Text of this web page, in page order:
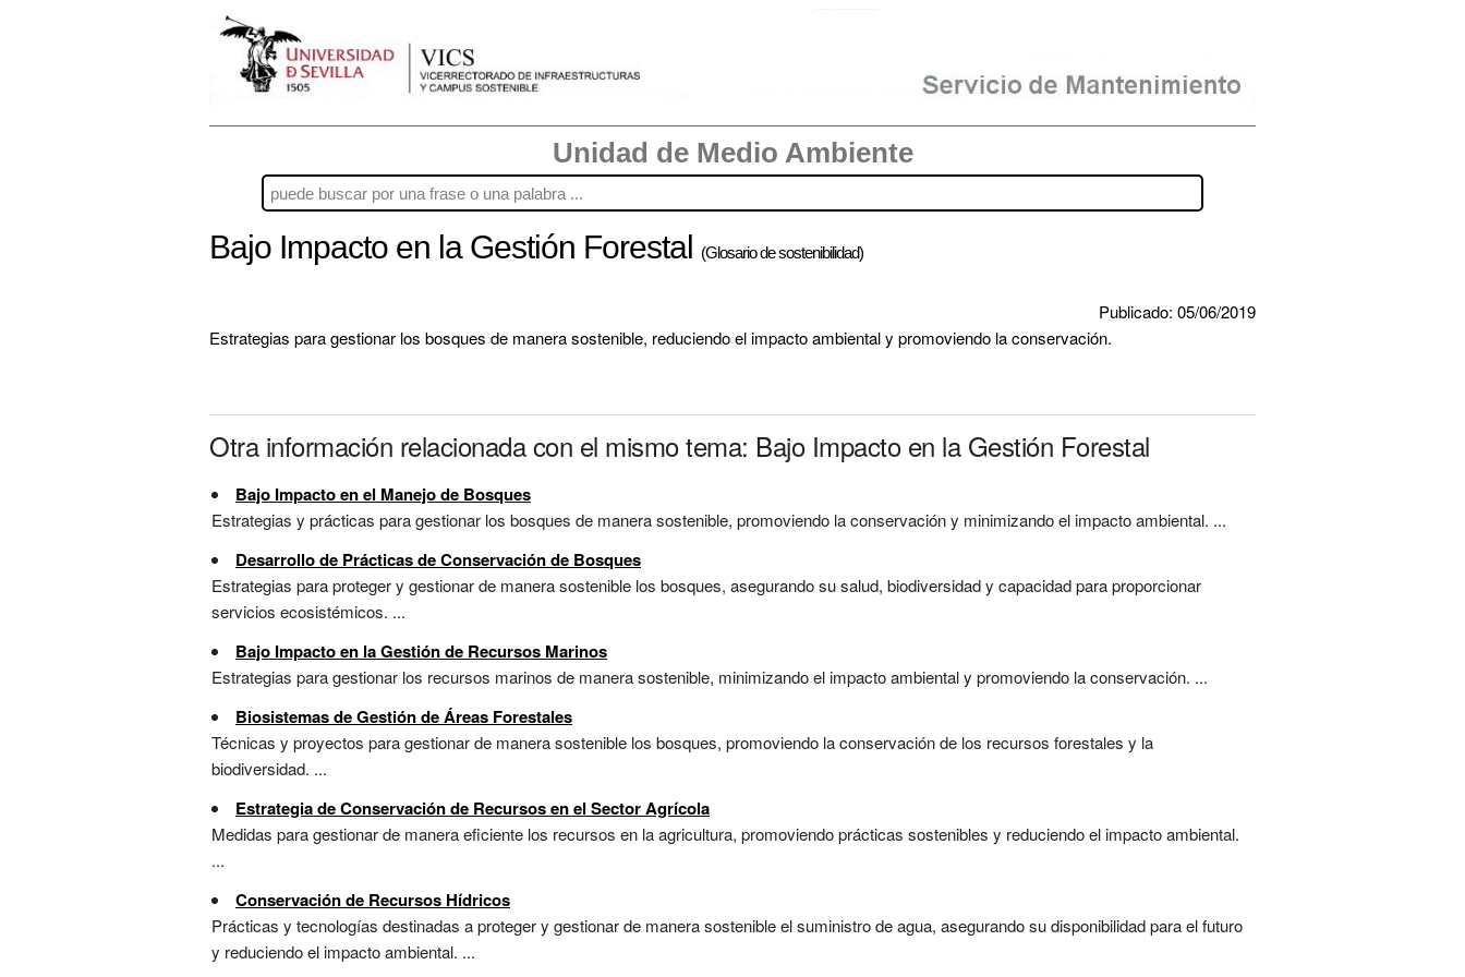
Unidad de Medio Ambiente
Bajo Impacto en la Gestión Forestal (Glosario de sostenibilidad)
Publicado: 05/06/2019
Estrategias para gestionar los bosques de manera sostenible, reduciendo el impacto ambiental y promoviendo la conservación.
Otra información relacionada con el mismo tema: Bajo Impacto en la Gestión Forestal
Bajo Impacto en el Manejo de Bosques
Estrategias y prácticas para gestionar los bosques de manera sostenible, promoviendo la conservación y minimizando el impacto ambiental. ...
Desarrollo de Prácticas de Conservación de Bosques
Estrategias para proteger y gestionar de manera sostenible los bosques, asegurando su salud, biodiversidad y capacidad para proporcionar
servicios ecosistémicos. ...
Bajo Impacto en la Gestión de Recursos Marinos
Estrategias para gestionar los recursos marinos de manera sostenible, minimizando el impacto ambiental y promoviendo la conservación. ...
Biosistemas de Gestión de Áreas Forestales
Técnicas y proyectos para gestionar de manera sostenible los bosques, promoviendo la conservación de los recursos forestales y la
biodiversidad. ...
Estrategia de Conservación de Recursos en el Sector Agrícola
Medidas para gestionar de manera eficiente los recursos en la agricultura, promoviendo prácticas sostenibles y reduciendo el impacto ambiental.
...
Conservación de Recursos Hídricos
Prácticas y tecnologías destinadas a proteger y gestionar de manera sostenible el suministro de agua, asegurando su disponibilidad para el futuro
y reduciendo el impacto ambiental. ...